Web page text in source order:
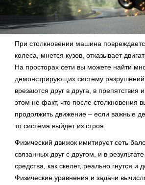
При столкновении машина
колеса, мнется кузов, отказывает
На просторах сети вы можете найти
демонстрирующих систему разрушений
врезаются друг в друга, в препятствия
этом не факт, что после столкновения
продолжить движение – если важные
то система выйдет из строя.
Физический движок имитирует сеть
связанных друг с другом, и в
средства, как скелет, реально гнутся
Физические уравнения и задачи